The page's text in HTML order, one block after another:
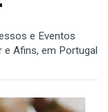
e Eventos
e Afins, em Portugal